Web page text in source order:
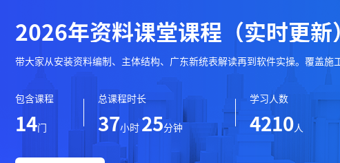
2026年资料课堂课程（实时更新）
带大家从安装资料编制、主体结构、广东新统表解读再到软件实操。覆盖施
包含课程
14门
总课程时长
37小时25分钟
学习人数
4210人